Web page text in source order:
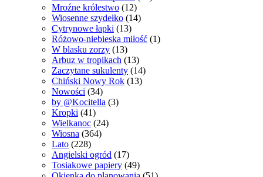
Mroźne królestwo (12)
Wiosenne szydełko (14)
Cytrynowe łapki (13)
Różowo-niebieska miłość (1)
W blasku zorzy (13)
Arbuz w tropikach (13)
Zaczytane sukulenty (14)
Chiński Nowy Rok (13)
Nowości (34)
by @Kocitella (3)
Kropki (41)
Wielkanoc (24)
Wiosna (364)
Lato (228)
Angielski ogród (17)
Tosiakowe papiery (49)